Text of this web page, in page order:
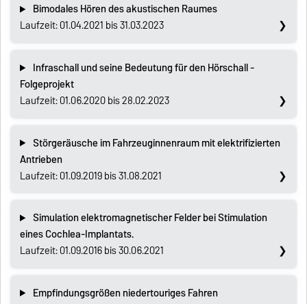
Bimodales Hören des akustischen Raumes
Laufzeit: 01.04.2021 bis 31.03.2023
Infraschall und seine Bedeutung für den Hörschall -
Folgeprojekt
Laufzeit: 01.06.2020 bis 28.02.2023
Störgeräusche im Fahrzeuginnenraum mit elektrifizierten
Antrieben
Laufzeit: 01.09.2019 bis 31.08.2021
Simulation elektromagnetischer Felder bei Stimulation
eines Cochlea-Implantats.
Laufzeit: 01.09.2016 bis 30.06.2021
Empfindungsgrößen niedertouriges Fahren